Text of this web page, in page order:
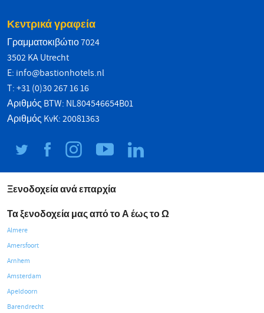
Κεντρικά γραφεία
Γραμματοκιβώτιο 7024
3502 KA Utrecht
E: info@bastionhotels.nl
T: +31 (0)30 267 16 16
Αριθμός BTW: NL804546654B01
Αριθμός KvK: 20081363
Ξενοδοχεία ανά επαρχία
Τα ξενοδοχεία μας από το Α έως το Ω
Almere
Amersfoort
Arnhem
Amsterdam
Apeldoorn
Barendrecht